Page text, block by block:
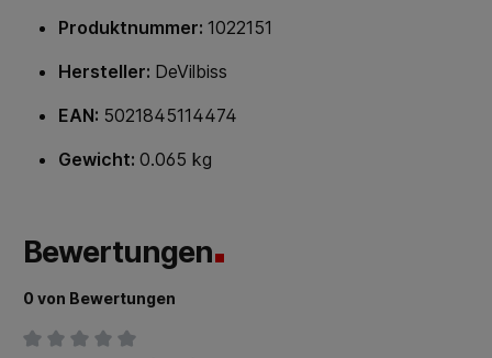
Produktnummer: 1022151
Hersteller: DeVilbiss
EAN: 5021845114474
Gewicht: 0.065 kg
Bewertungen
0 von Bewertungen